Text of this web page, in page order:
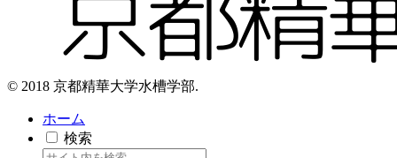
© 2018 京都精華大学水槽学部.
ホーム
検索